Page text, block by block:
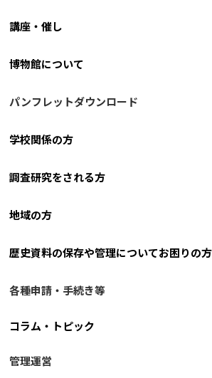
講座・催し
博物館について
パンフレットダウンロード
学校関係の方
調査研究をされる方
地域の方
歴史資料の保存や管理についてお困りの方
各種申請・手続き等
コラム・トピック
管理運営